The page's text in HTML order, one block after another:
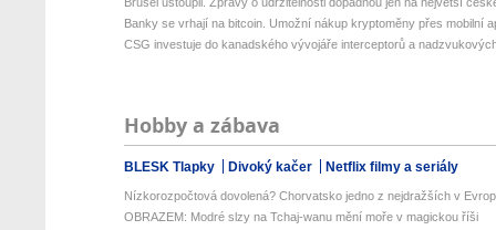
Banky se vrhají na bitcoin. Umožní nákup kryptoměny přes mobilní
CSG investuje do kanadského vývojáře interceptorů a
Hobby a zábava
BLESK Tlapky Divoký kačer Netflix filmy a seriály
Nízkorozpočtová dovolená? Chorvatsko jedno z nejdražších v
OBRAZEM: Modré slzy na Tchaj-wanu mění moře v magickou říši